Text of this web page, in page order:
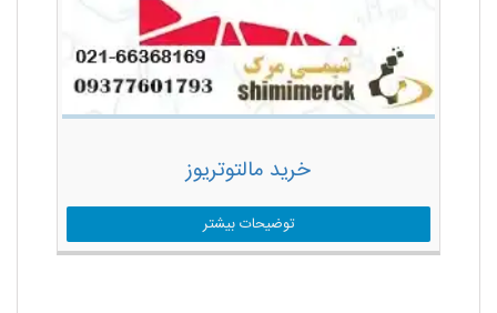
خرید مالتوتریوز
توضیحات بیشتر